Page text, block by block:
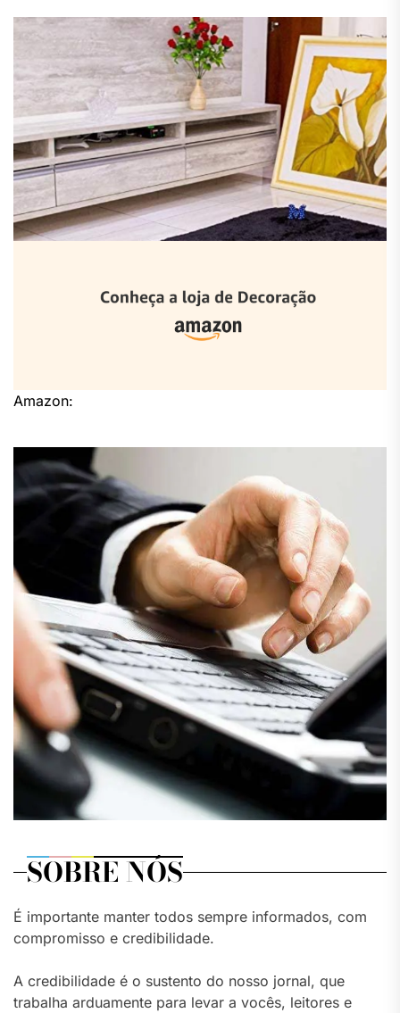
Amazon:
SOBRE NÓS
É importante manter todos sempre informados, com
compromisso e credibilidade.
A credibilidade é o sustento do nosso jornal, que
trabalha arduamente para levar a vocês, leitores e